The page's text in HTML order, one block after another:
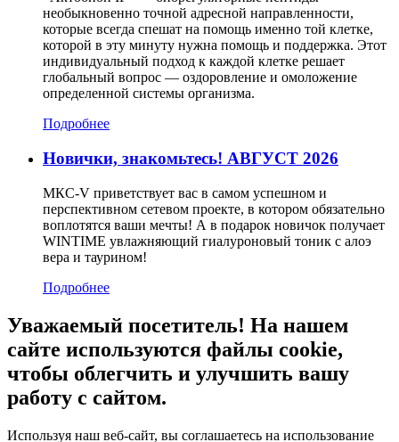
необыкновенно точной адресной направленности,
которые всегда спешат на помощь именно той клетке,
которой в эту минуту нужна помощь и поддержка. Этот
индивидуальный подход к каждой клетке решает
глобальный вопрос — оздоровление и омоложение
определенной системы организма.
Подробнее
Новички, знакомьтесь! АВГУСТ 2026
МКС-V приветствует вас в самом успешном и
перспективном сетевом проекте, в котором обязательно
воплотятся ваши мечты! А в подарок новичок получает
WINTIME увлажняющий гиалуроновый тоник с алоэ
вера и таурином!
Подробнее
Уважаемый посетитель! На нашем
сайте используются файлы cookie,
чтобы облегчить и улучшить вашу
работу с сайтом.
Используя наш веб-сайт, вы соглашаетесь на использование